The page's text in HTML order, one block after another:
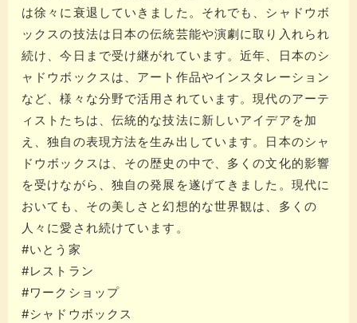
は徐々に衰退していきました。それでも、シャドウボ
ックスの技法は日本の伝統芸能や演劇に取り入れられ
続け、今日まで受け継がれています。​​近年、日本のシ
ャドウボックスは、アート作品やインスタレーション
など、様々な分野で活用されています。​​現代のアーテ
ィストたちは、伝統的な技法に新しいアイデアを加
え、独自の表現方法を生み出しています。​​日本のシャ
ドウボックスは、その歴史の中で、多くの文化的影響
を受けながら、独自の発展を遂げてきました。​​現代に
おいても、その美しさと幻想的な世界観は、多くの
人々に愛され続けています。
#いとう家
#レストラン
#ワークショップ
#シャドウボックス